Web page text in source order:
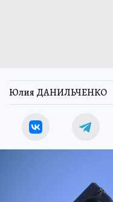
Юлия ДАНИЛЬЧЕНКО